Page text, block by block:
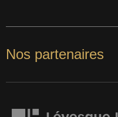
Nos partenaires